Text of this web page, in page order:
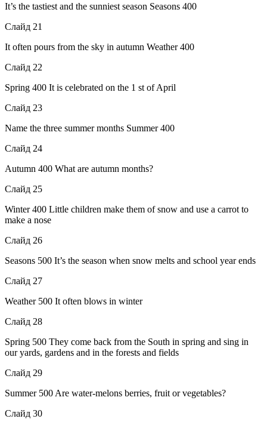
It’s the tastiest and the sunniest season Seasons 400
Слайд 21
It often pours from the sky in autumn Weather 400
Слайд 22
Spring 400 It is celebrated on the 1 st of April
Слайд 23
Name the three summer months Summer 400
Слайд 24
Autumn 400 What are autumn months?
Слайд 25
Winter 400 Little children make them of snow and use a carrot to
make a nose
Слайд 26
Seasons 500 It’s the season when snow melts and school year ends
Слайд 27
Weather 500 It often blows in winter
Слайд 28
Spring 500 They come back from the South in spring and sing in
our yards, gardens and in the forests and fields
Слайд 29
Summer 500 Are water-melons berries, fruit or vegetables?
Слайд 30